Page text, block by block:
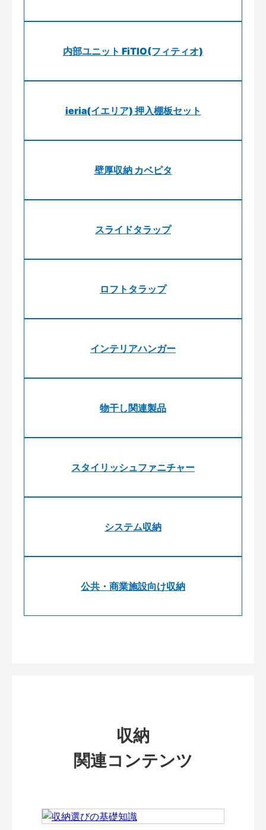
内部ユニット FiTIO(フィティオ)
ieria(イエリア) 押入棚板セット
壁厚収納 カベピタ
スライドタラップ
ロフトタラップ
インテリアハンガー
物干し関連製品
スタイリッシュファニチャー
システム収納
公共・商業施設向け収納
収納
関連コンテンツ